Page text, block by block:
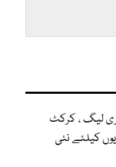
لیگ ، کرکٹ
کیلئے نئی